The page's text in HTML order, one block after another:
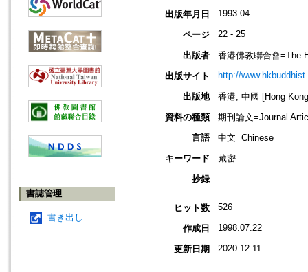
書誌管理
書き出し
出版年月日 1993.04
ページ 22 - 25
出版者
香港佛教聯合會=The
出版サイト
http://
出版地
香港, 中國 [Hong
資料の種類
期刊論文=Journal
言語
中文=Chinese
キーワード
藏密
抄録
ヒット数 526
作成日 1998.07.22
更新日期 2020.12.11